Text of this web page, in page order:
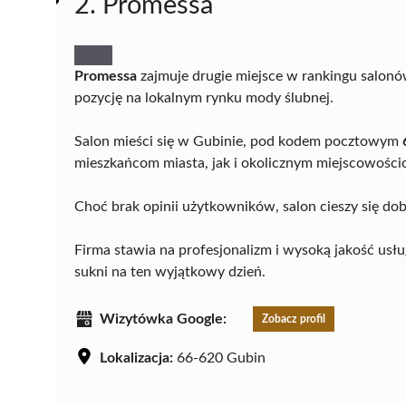
2. Promessa
Promessa zajmuje drugie miejsce w rankingu
pozycję na lokalnym rynku mody ślubnej.
Salon mieści się w Gubinie, pod kodem pocztowym
mieszkańcom miasta, jak i okolicznym
Choć brak opinii użytkowników, salon cieszy się
Firma stawia na profesjonalizm i wysoką jakość
sukni na ten wyjątkowy dzień.
Wizytówka Google: Zobacz profil
Lokalizacja: 66-620 Gubin